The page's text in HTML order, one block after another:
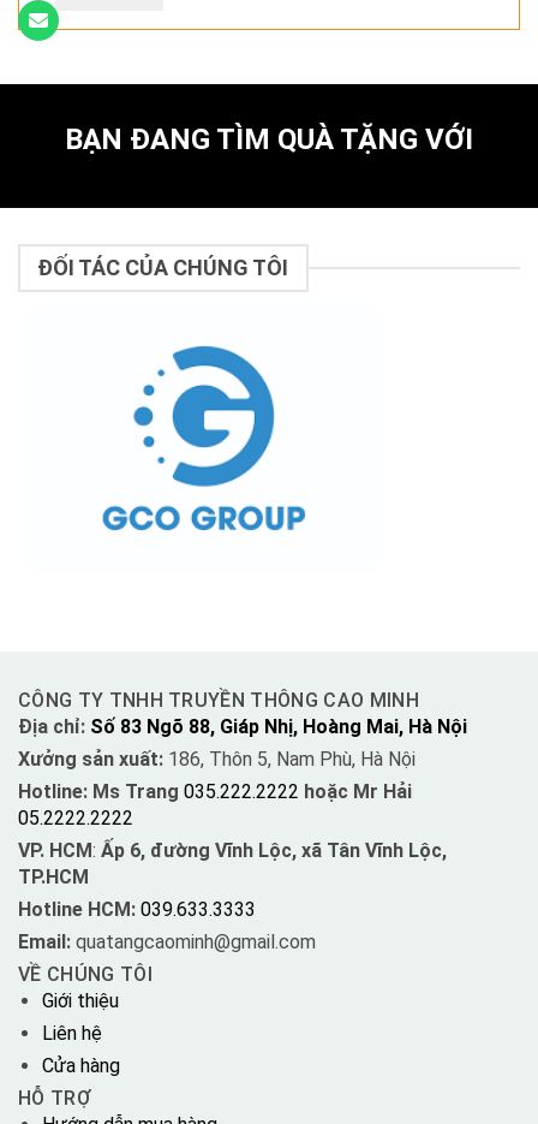
BẠN ĐANG TÌM QUÀ TẶNG VỚI
ĐỐI TÁC CỦA CHÚNG TÔI
CÔNG TY TNHH TRUYỀN THÔNG CAO MINH
Địa chỉ: Số 83 Ngõ 88, Giáp Nhị, Hoàng Mai, Hà Nội
Xưởng sản xuất: 186, Thôn 5, Nam Phù, Hà Nội
Hotline: Ms Trang 035.222.2222 hoặc Mr Hải
05.2222.2222
VP. HCM: Ấp 6, đường Vĩnh Lộc, xã Tân Vĩnh Lộc,
TP.HCM
Hotline HCM: 039.633.3333
Email: quatangcaominh@gmail.com
VỀ CHÚNG TÔI
Giới thiệu
Liên hệ
Cửa hàng
HỖ TRỢ